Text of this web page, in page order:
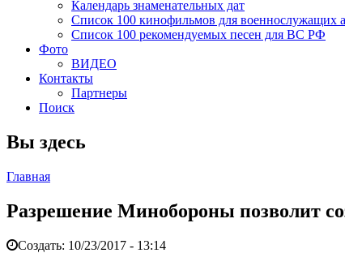
Календарь знаменательных дат
Список 100 кинофильмов для военнослужащих
Список 100 рекомендуемых песен для ВС РФ
Фото
ВИДЕО
Контакты
Партнеры
Поиск
Вы здесь
Главная
Разрешение Минобороны позволит
Создать: 10/23/2017 - 13:14